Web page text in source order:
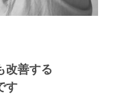
改善する
す